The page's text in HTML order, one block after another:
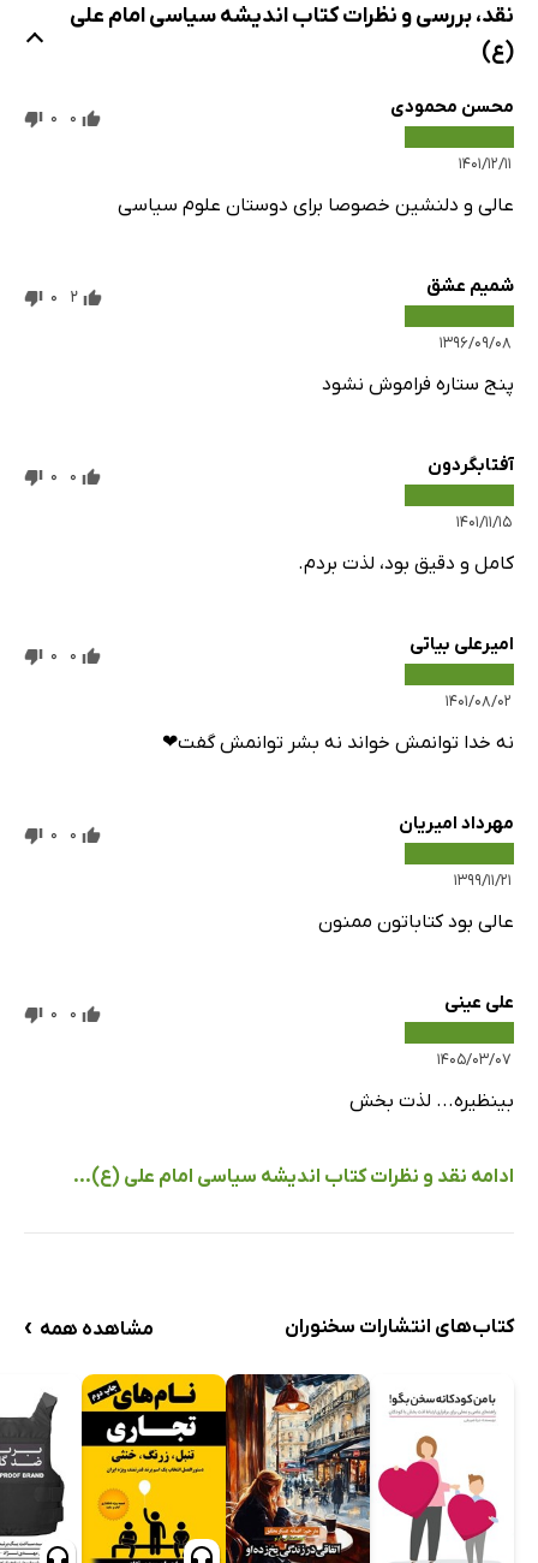
نقد، بررسی و نظرات کتاب اندیشه سیاسی امام علی
(ع)
محسن محمودی
۱۴۰۱/۱۲/۱۱
0
0
عالی و دلنشین خصوصا برای دوستان علوم سیاسی
شمیم عشق
۱۳۹۶/۰۹/۰۸
2
0
پنج ستاره فراموش نشود
آفتابگردون
۱۴۰۱/۱۱/۱۵
0
0
کامل و دقیق بود، لذت بردم.
امیرعلی بیاتی
۱۴۰۱/۰۸/۰۲
0
0
نه خدا توانمش خواند نه بشر توانمش گفت❤
مهرداد امیریان
۱۳۹۹/۱۱/۲۱
0
0
عالی بود کتاباتون ممنون
علی عینی
۱۴۰۵/۰۳/۰۷
0
0
بینظیره... لذت بخش
ادامه نقد و نظرات کتاب اندیشه سیاسی امام علی (ع)...
کتاب‌های انتشارات سخنوران مشاهده همه ›